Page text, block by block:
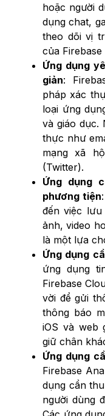
hoặc người
dụng chat,
theo dõi vị
của Firebase
Ứng dụng
giản:
pháp xác
loại ứng
và giáo dục.
thực như
mạng xã
(Twitter).
Ứng dụng
phương tiện
đến việc
ảnh, video
là một lựa
Ứng dụng
ứng dụng
Firebase
vời để gửi
thông báo
iOS và web
giữ chân
Ứng dụng
Firebase
dụng cần
người dùng